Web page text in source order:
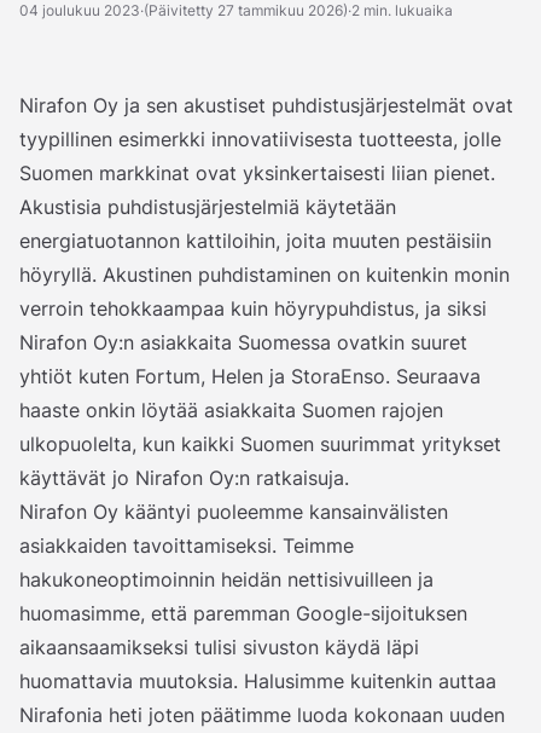
04 joulukuu 2023·(Päivitetty 27 tammikuu 2026)·2 min. lukuaika
Nirafon Oy ja sen akustiset puhdistusjärjestelmät ovat
tyypillinen esimerkki innovatiivisesta tuotteesta, jolle
Suomen markkinat ovat yksinkertaisesti liian pienet.
Akustisia puhdistusjärjestelmiä käytetään
energiatuotannon kattiloihin, joita muuten pestäisiin
höyryllä. Akustinen puhdistaminen on kuitenkin monin
verroin tehokkaampaa kuin höyrypuhdistus, ja siksi
Nirafon Oy:n asiakkaita Suomessa ovatkin suuret
yhtiöt kuten Fortum, Helen ja StoraEnso. Seuraava
haaste onkin löytää asiakkaita Suomen rajojen
ulkopuolelta, kun kaikki Suomen suurimmat yritykset
käyttävät jo Nirafon Oy:n ratkaisuja.
Nirafon Oy kääntyi puoleemme kansainvälisten
asiakkaiden tavoittamiseksi. Teimme
hakukoneoptimoinnin heidän nettisivuilleen ja
huomasimme, että paremman Google-sijoituksen
aikaansaamikseksi tulisi sivuston käydä läpi
huomattavia muutoksia. Halusimme kuitenkin auttaa
Nirafonia heti joten päätimme luoda kokonaan uuden